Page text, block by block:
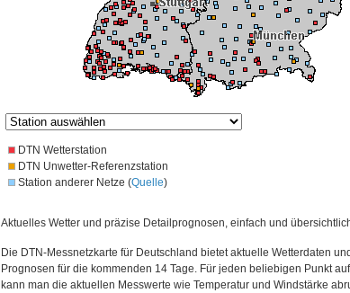
DTN Wetterstation
DTN Unwetter-Referenzstation
Station anderer Netze (Quelle)
Aktuelles Wetter und präzise Detailprognosen, einfach und
Die DTN-Messnetzkarte für Deutschland bietet aktuelle Wetterdaten und
Prognosen für die kommenden 14 Tage. Für jeden beliebigen Punkt
kann man die aktuellen Messwerte wie Temperatur und Windstärke